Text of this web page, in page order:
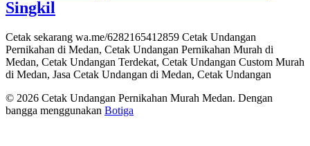
Singkil
Cetak sekarang wa.me/6282165412859 Cetak Undangan
Pernikahan di Medan, Cetak Undangan Pernikahan Murah di
Medan, Cetak Undangan Terdekat, Cetak Undangan Custom Murah
di Medan, Jasa Cetak Undangan di Medan, Cetak Undangan
© 2026 Cetak Undangan Pernikahan Murah Medan. Dengan
bangga menggunakan Botiga